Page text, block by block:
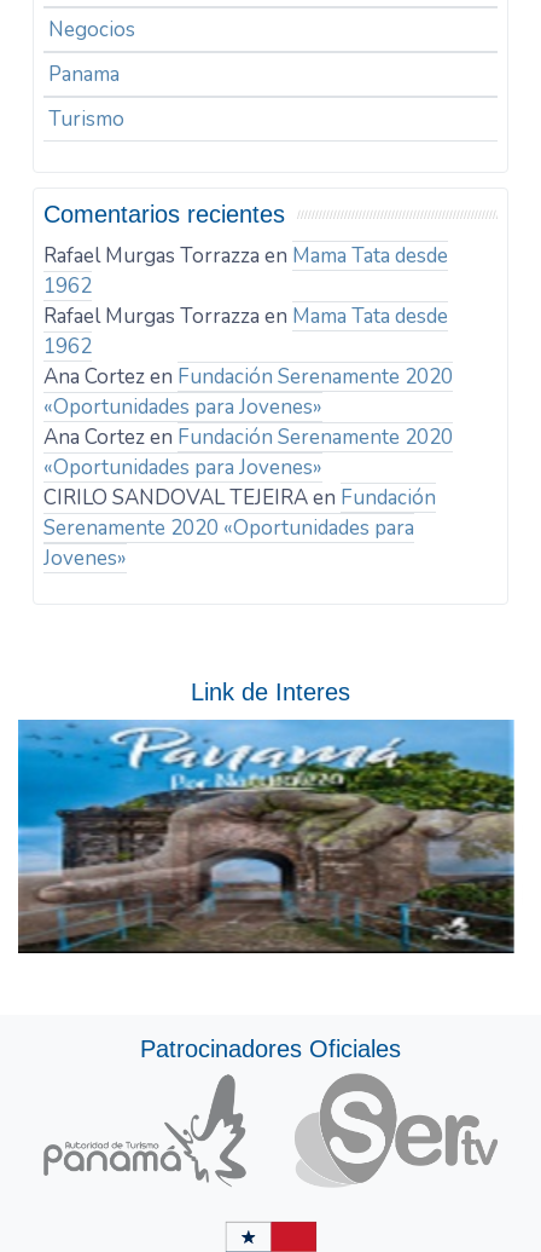
Negocios
Panama
Turismo
Comentarios recientes
Rafael Murgas Torrazza en Mama Tata desde
1962
Rafael Murgas Torrazza en Mama Tata desde
1962
Ana Cortezen Fundación Serenamente 2020
«Oportunidades para Jovenes»
Ana Cortezen Fundación Serenamente 2020
«Oportunidades para Jovenes»
CIRILO SANDOVAL TEJEIRAen Fundación
Serenamente 2020 «Oportunidades para
Jovenes»
Link de Interes
Patrocinadores Oficiales